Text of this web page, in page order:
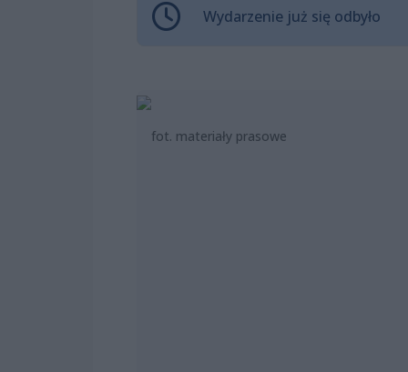
Wydarzenie już się odbyło
fot. materiały prasowe